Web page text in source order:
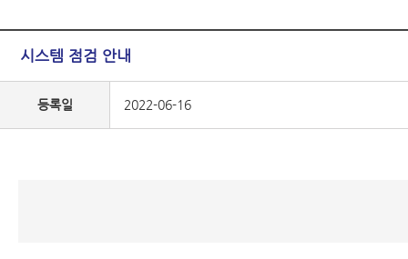
시스템 점검 안내
등록일 2022-06-16